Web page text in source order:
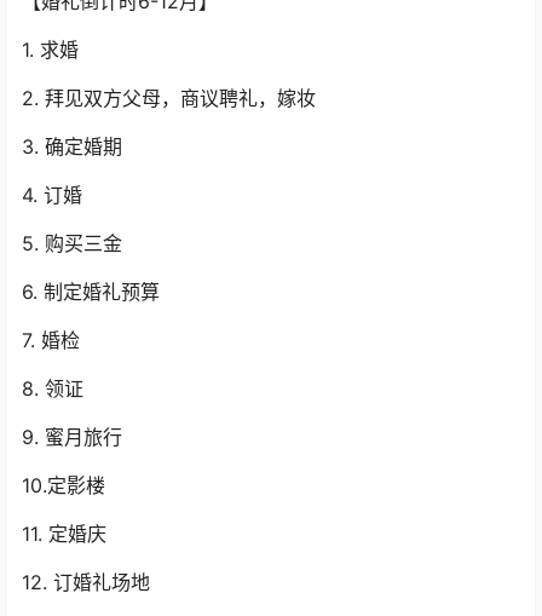
1. 求婚
2. 拜见双方父母，商议聘礼，嫁妆
3. 确定婚期
4. 订婚
5. 购买三金
6. 制定婚礼预算
7. 婚检
8. 领证
9. 蜜月旅行
10.定影楼
11. 定婚庆
12. 订婚礼场地